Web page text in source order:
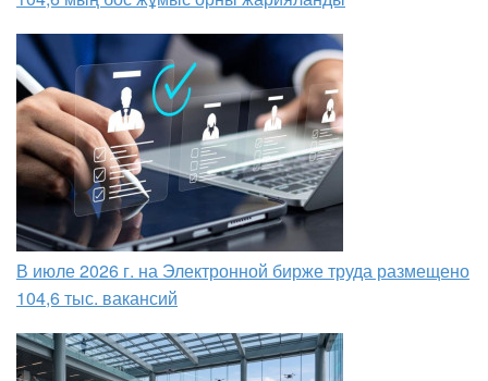
В июле 2026 г. на Электронной бирже труда размещено
104,6 тыс. вакансий